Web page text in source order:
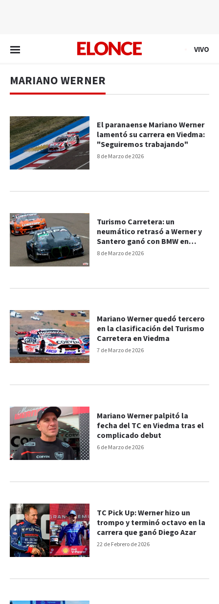
VIVO
MARIANO WERNER
8 de Marzo de 2026
El paranaense Mariano Werner
lamentó su carrera en Viedma:
"Seguiremos trabajando"
8 de Marzo de 2026
Turismo Carretera: un
neumático retrasó a Werner y
Santero ganó con BMW en
Viedma
7 de Marzo de 2026
Mariano Werner quedó tercero
en la clasificación del Turismo
Carretera en Viedma
6 de Marzo de 2026
Mariano Werner palpitó la
fecha del TC en Viedma tras el
complicado debut
22 de Febrero de 2026
TC Pick Up: Werner hizo un
trompo y terminó octavo en la
carrera que ganó Diego Azar